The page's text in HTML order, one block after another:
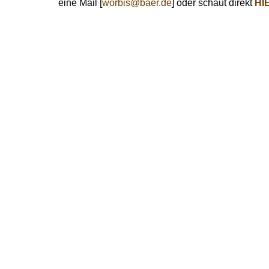
eine Mail [ worbis@baer.de ] oder schaut direkt